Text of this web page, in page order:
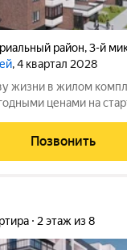
район,3-й
, 4 квартал 2028
жизни в жилом
ценами на
Особенности
собой
Позвонить
2 этаж из 8